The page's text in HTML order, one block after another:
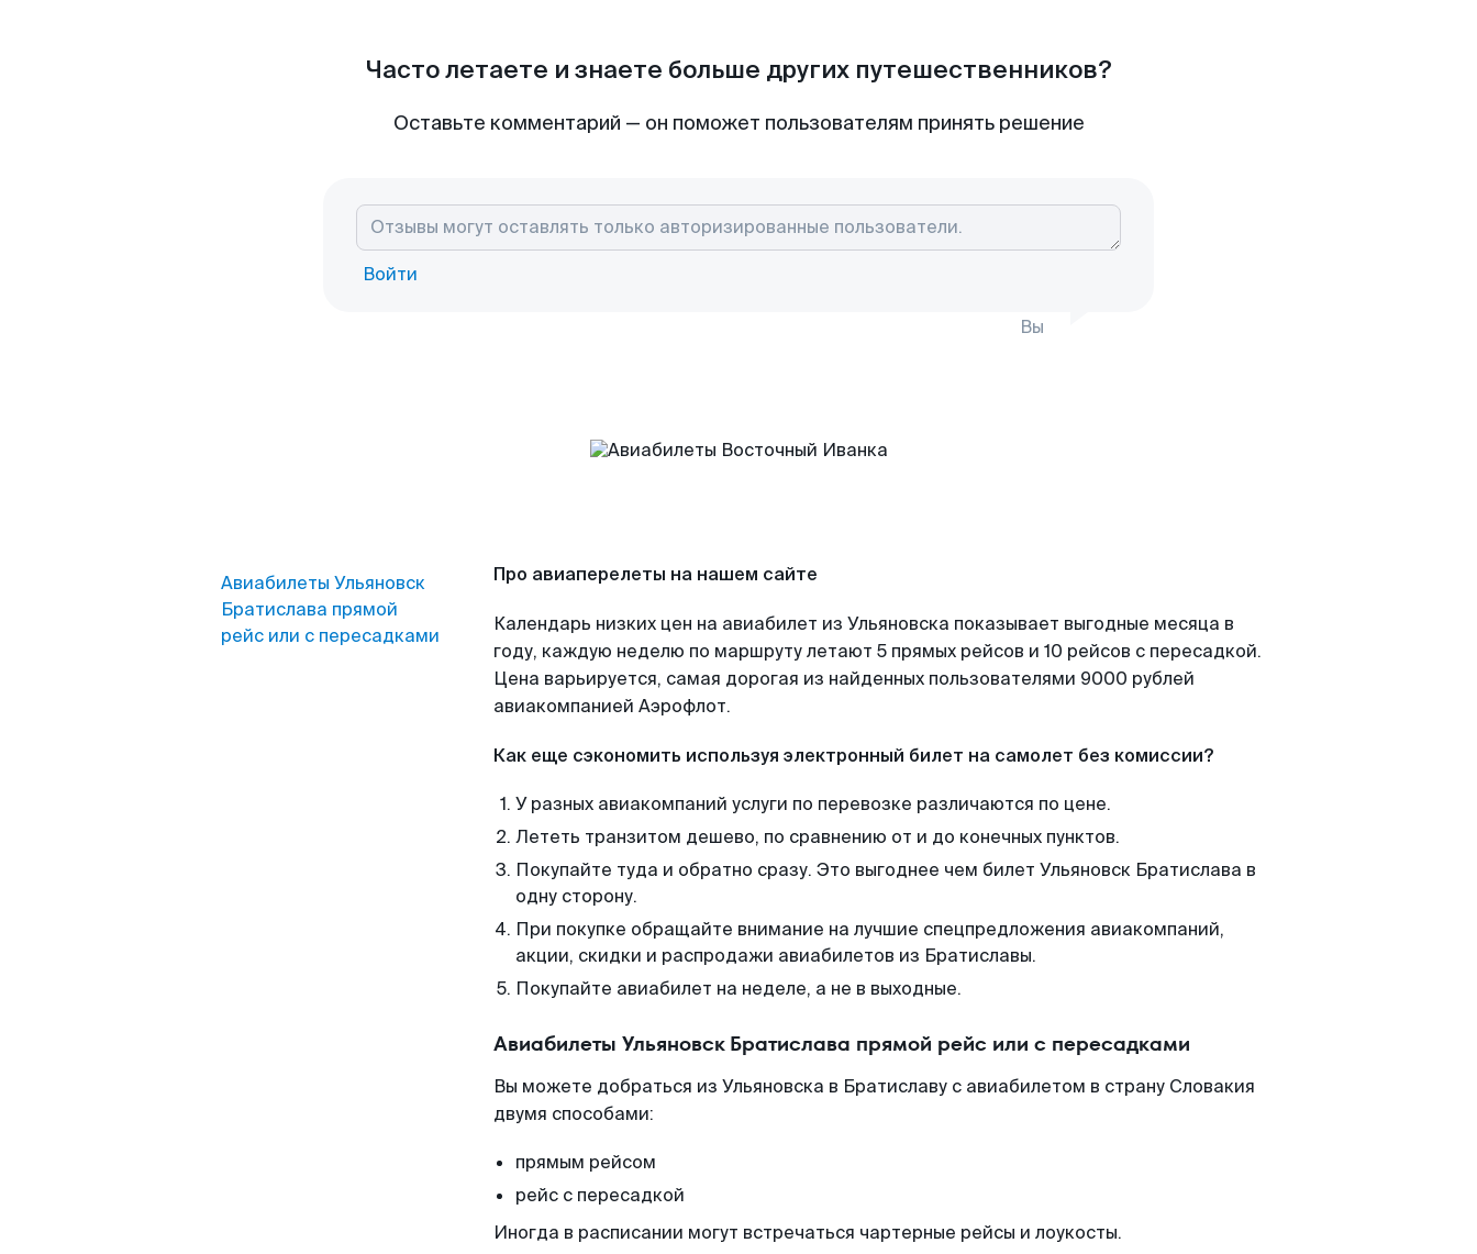
Часто летаете и знаете больше других путешественников?
Оставьте комментарий — он поможет пользователям принять решение
Войти
Вы
Авиабилеты Ульяновск
Братислава прямой
рейс или с пересадками
Про авиаперелеты на нашем сайте
Календарь низких цен на авиабилет из Ульяновска показывает выгодные месяца в
году, каждую неделю по маршруту летают 5 прямых рейсов и 10 рейсов с пересадкой.
Цена варьируется, самая дорогая из найденных пользователями 9000 рублей
авиакомпанией Аэрофлот.
Как еще сэкономить используя электронный билет на самолет без комиссии?
У разных авиакомпаний услуги по перевозке различаются по цене.
Лететь транзитом дешево, по сравнению от и до конечных пунктов.
Покупайте туда и обратно сразу. Это выгоднее чем билет Ульяновск Братислава в
одну сторону.
При покупке обращайте внимание на лучшие спецпредложения авиакомпаний,
акции, скидки и распродажи авиабилетов из Братиславы.
Покупайте авиабилет на неделе, а не в выходные.
Авиабилеты Ульяновск Братислава прямой рейс или с пересадками
Вы можете добраться из Ульяновска в Братиславу с авиабилетом в страну Словакия
двумя способами:
прямым рейсом
рейс с пересадкой
Иногда в расписании могут встречаться чартерные рейсы и лоукосты.